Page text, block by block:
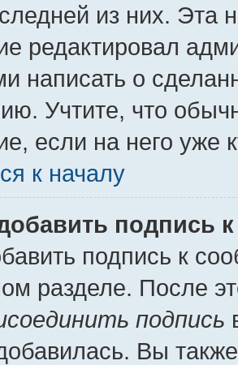
из них. Эта
редактировал
написать о
Учтите, что
если на него уже
к началу
подпись
подпись к
разделе. После
подпись
Вы